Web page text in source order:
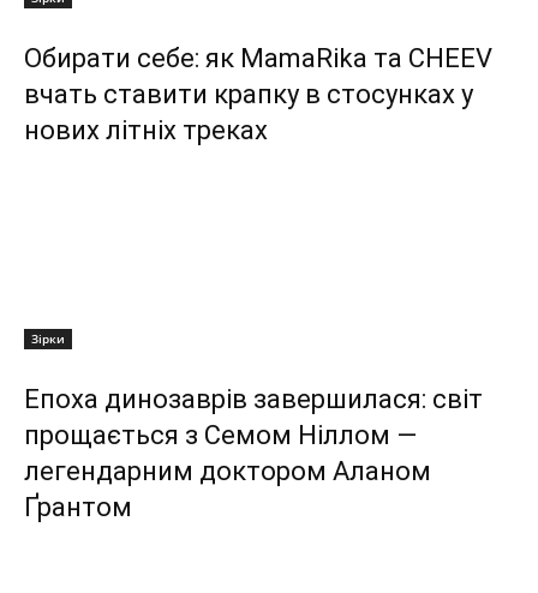
Обирати себе: як MamaRika та CHEEV
вчать ставити крапку в стосунках у
нових літніх треках
Зірки
Епоха динозаврів завершилася: світ
прощається з Семом Ніллом —
легендарним доктором Аланом
Ґрантом